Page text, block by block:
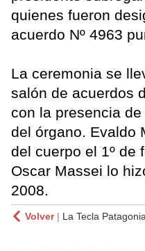
quienes fueron
acuerdo Nº 4963
La ceremonia se
salón de acuerdos
con la presencia
del órgano. Evaldo
del cuerpo el 1º de
Oscar Massei lo
2008.
Volver| La Tecla Patagonia